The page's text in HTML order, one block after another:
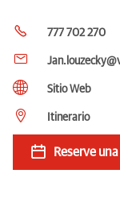
777 702 270
Sitio Web
Itinerario
Reserve